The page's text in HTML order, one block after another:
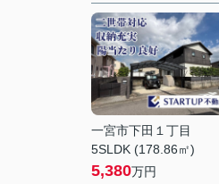
一宮市下田１丁目
5SLDK (178.86㎡)
5,380万円